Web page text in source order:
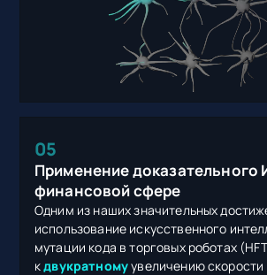
05
Применение доказательного
финансовой сфере
Одним из наших значительных
использование искусственного
мутации кода в торговых роботах
кдвукратномуувеличению